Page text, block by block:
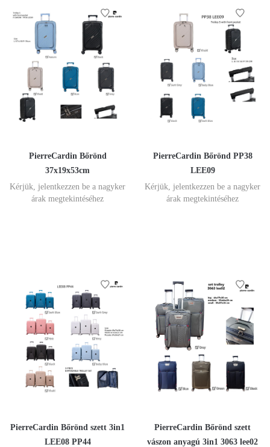
PierreCardin Bőrönd
37x19x53cm
Kérjük, jelentkezzen be a nagyker
árak megtekintéséhez
PierreCardin Bőrönd PP38
LEE09
Kérjük, jelentkezzen be a nagyker
árak megtekintéséhez
PierreCardin Bőrönd szett 3in1
LEE08 PP44
PierreCardin Bőrönd szett
vászon anyagú 3in1 3063 lee02